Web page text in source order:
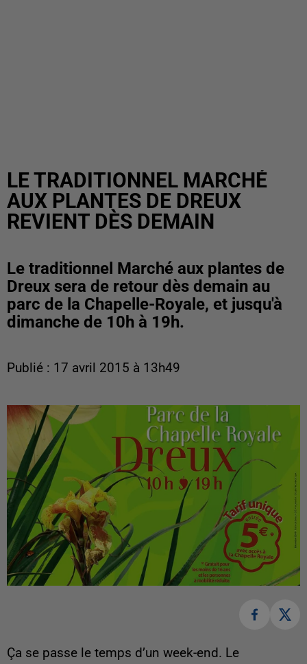
LE TRADITIONNEL MARCHÉ
AUX PLANTES DE DREUX
REVIENT DÈS DEMAIN
Le traditionnel Marché aux plantes de
Dreux sera de retour dès demain au
parc de la Chapelle-Royale, et jusqu'à
dimanche de 10h à 19h.
Publié : 17 avril 2015 à 13h49
Ça se passe le temps d’un week-end. Le